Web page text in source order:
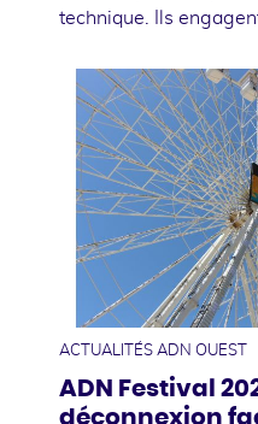
technique. Ils
ACTUALITÉS ADN OUEST
ADN Festival
déconnexion